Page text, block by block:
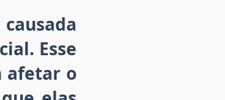
Esse
afetar o